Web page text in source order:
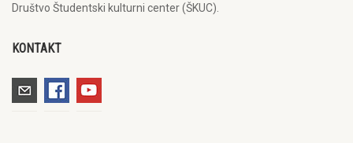
Društvo Študentski kulturni center (ŠKUC).
KONTAKT